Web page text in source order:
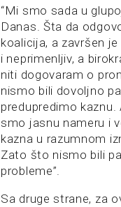
“Mi smo sada u
Danas. Šta da
koalicija, a završen
i neprimenljiv, a
niti dogovaram o
nismo bili dovoljno
predupredimo
smo jasnu nameru i
kazna u razumnom
Zato što nismo bili
probleme”.
Sa druge strane, za